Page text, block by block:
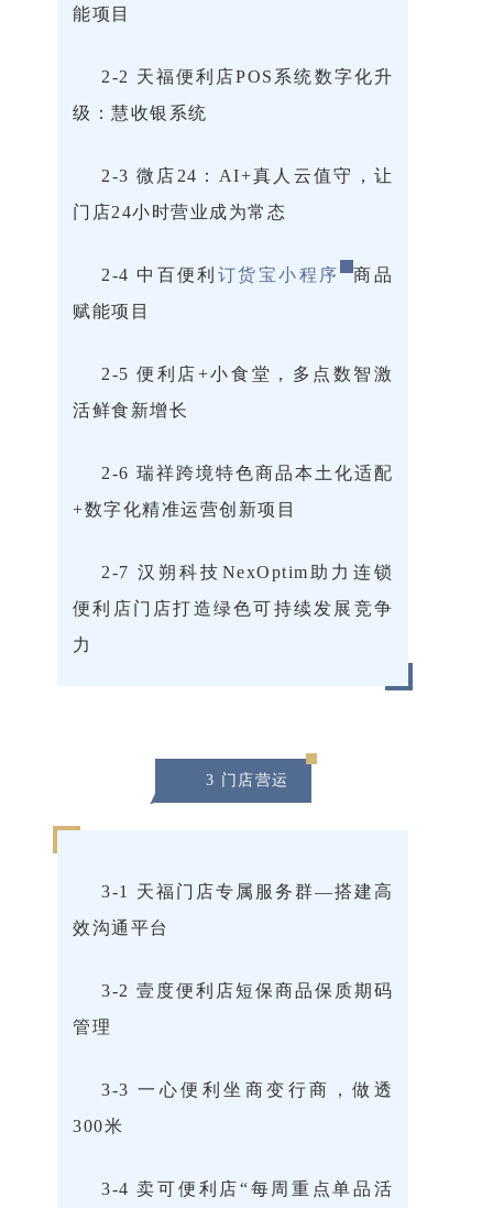
能项目
2-2 天福便利店POS系统数字化升
级：慧收银系统
2-3 微店24：AI+真人云值守，让
门店24小时营业成为常态
2-4 中百便利 订货宝小程序
商品
赋能项目
2-5 便利店+小食堂，多点数智激
活鲜食新增长
2-6 瑞祥跨境特色商品本土化适配
+数字化精准运营创新项目
2-7 汉朔科技NexOptim助力连锁
便利店门店打造绿色可持续发展竞争
力
3 门店营运
3-1 天福门店专属服务群—搭建高
效沟通平台
3-2 壹度便利店短保商品保质期码
管理
3-3 一心便利坐商变行商，做透
300米
3-4 卖可便利店“每周重点单品活